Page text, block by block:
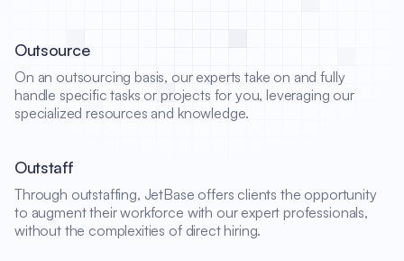
Outsource
On an outsourcing basis, our experts take on and fully
handle specific tasks or projects for you, leveraging our
specialized resources and knowledge.
Outstaff
Through outstaffing, JetBase offers clients the opportunity
to augment their workforce with our expert professionals,
without the complexities of direct hiring.